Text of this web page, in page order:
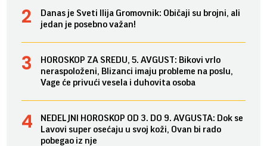
Danas je Sveti Ilija Gromovnik: Običaji su brojni, ali
jedan je posebno važan!
HOROSKOP ZA SREDU, 5. AVGUST: Bikovi vrlo
neraspoloženi, Blizanci imaju probleme na poslu,
Vage će privući vesela i duhovita osoba
NEDELJNI HOROSKOP OD 3. DO 9. AVGUSTA: Dok se
Lavovi super osećaju u svoj koži, Ovan bi rado
pobegao iz nje